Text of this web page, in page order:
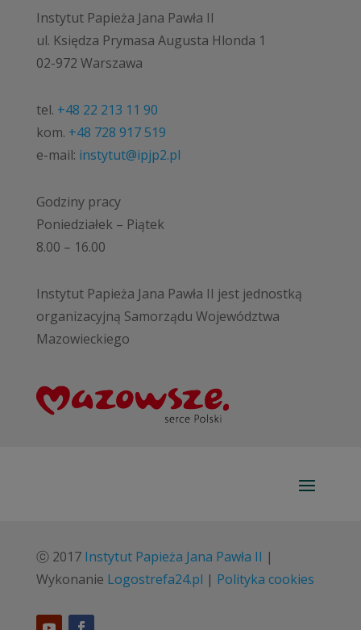
Instytut Papieża Jana Pawła II
ul. Księdza Prymasa Augusta Hlonda 1
02-972 Warszawa
tel. +48 22 213 11 90
kom. +48 728 917 519
e-mail: instytut@ipjp2.pl
Godziny pracy
Poniedziałek – Piątek
8.00 – 16.00
Instytut Papieża Jana Pawła II jest jednostką
organizacyjną Samorządu Województwa
Mazowieckiego
ⓒ 2017 Instytut Papieża Jana Pawła II |
Wykonanie Logostrefa24.pl | Polityka cookies